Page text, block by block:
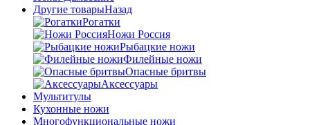
Другие товарыНазад
Рогатки
Ножи Россия
Рыбацкие ножи
Филейные ножи
Опасные бритвы
Аксессуары
Мультитулы
Кухонные ножи
Многофункциональные ножи